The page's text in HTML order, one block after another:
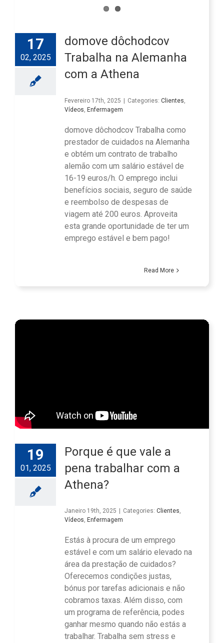
17
02, 2025
domove dôchodcov
Trabalha na Alemanha
com a Athena
Fevereiro 17th, 2025 | Categories: Clientes
Vídeos Enfermagem
domove dôchodcov Trabalha como
prestador de cuidados na Alemanha
e obtém um contrato de trabalho
alemão com um salário estável de
16-19 euros/h. O emprego inclui
benefícios sociais, seguro de saúde
e reembolso de despesas de
viagem até 200 euros. Aproveita
esta grande oportunidade de ter um
emprego estável e bem pago!
Read More
19
01, 2025
Porque é que vale a
pena trabalhar com a
Athena?
Janeiro 19th, 2025 Categories: Clientes,
Vídeos, Enfermagem
Estás à procura de um emprego
estável e com um salário elevado na
área da prestação de cuidados?
Oferecemos condições justas,
bónus por tarefas adicionais e não
cobramos taxas. Além disso, com
um programa de referência, podes
ganhar mesmo quando não estás a
trabalhar. Trabalha sem stress e